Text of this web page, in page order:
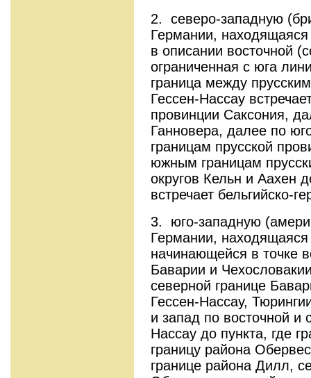
2. северо-западную
Германии, находящаяся
в описании восточной
ограниченная с юга
граница между
Гессен-Нассау
провинции Саксония,
Ганновера, далее по
границам прусской
южным границам
округов Кельн и Аахен
встречает бельгийско-
3. юго-западную
Германии, находящаяся
начинающейся в точке
Баварии и
северной границе
Гессен-Нассау,
и запад по восточной и
Нассау до пункта, где
границу района
границе района Дилл,